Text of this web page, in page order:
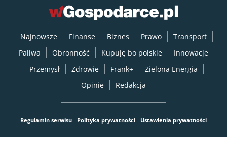
Najnowsze Finanse Biznes Prawo
Transport
Paliwa
Obronność Kupuję bo polskie
Innowacje
Przemysł
Zdrowie Frank+
Zielona Energia
Opinie
Redakcja
Regulamin serwisu Polityka prywatności Ustawienia prywatności